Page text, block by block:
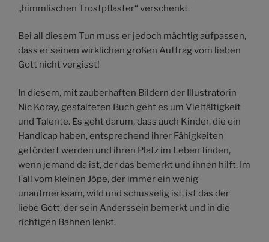
„himmlischen Trostpflaster“ verschenkt.
Bei all diesem Tun muss er jedoch mächtig aufpassen,
dass er seinen wirklichen großen Auftrag vom lieben
Gott nicht vergisst!
In diesem, mit zauberhaften Bildern der Illustratorin
Nic Koray, gestalteten Buch geht es um Vielfältigkeit
und Talente. Es geht darum, dass auch Kinder, die ein
Handicap haben, entsprechend ihrer Fähigkeiten
gefördert werden und ihren Platz im Leben finden,
wenn jemand da ist, der das bemerkt und ihnen hilft. Im
Fall vom kleinen Jöpe, der immer ein wenig
unaufmerksam, wild und schusselig ist, ist das der
liebe Gott, der sein Anderssein bemerkt und in die
richtigen Bahnen lenkt.